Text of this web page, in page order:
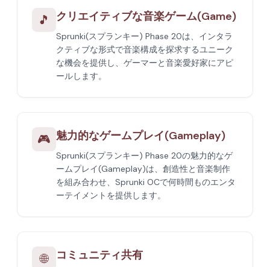
🎵 クリエイティブな音楽ゲーム(Game)
Sprunki(スプランキー) Phase 20は、インタラ
クティブな形式で音楽構成を探求するユニーク
な機会を提供し、ゲーマーと音楽愛好家にアピ
ールします。
🎮 魅力的なゲームプレイ(Gameplay)
Sprunki(スプランキー) Phase 20の魅力的なゲ
ームプレイ(Gameplay)は、創造性と音楽制作
を組み合わせ、Sprunki OCで何時間ものエンタ
ーテイメントを提供します。
🌐 コミュニティ共有